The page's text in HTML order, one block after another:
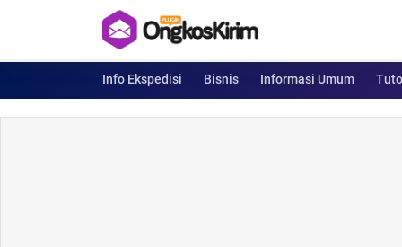
Info Ekspedisi Bisnis Informasi Umum